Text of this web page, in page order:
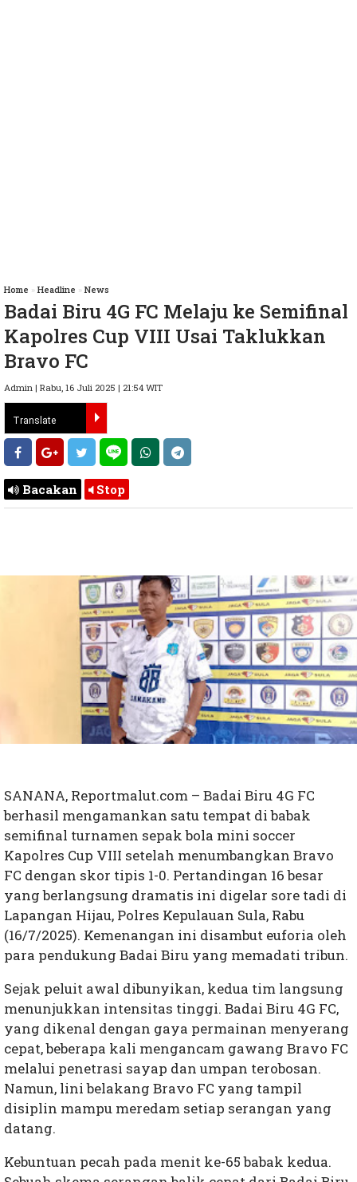
Home » Headline » News
Badai Biru 4G FC Melaju ke Semifinal
Kapolres Cup VIII Usai Taklukkan
Bravo FC
Admin | Rabu, 16 Juli 2025 | 21:54 WIT
Bacakan Stop
SANANA, Reportmalut.com – Badai Biru 4G FC
berhasil mengamankan satu tempat di babak
semifinal turnamen sepak bola mini soccer
Kapolres Cup VIII setelah menumbangkan Bravo
FC dengan skor tipis 1-0. Pertandingan 16 besar
yang berlangsung dramatis ini digelar sore tadi di
Lapangan Hijau, Polres Kepulauan Sula, Rabu
(16/7/2025). Kemenangan ini disambut euforia oleh
para pendukung Badai Biru yang memadati tribun.
Sejak peluit awal dibunyikan, kedua tim langsung
menunjukkan intensitas tinggi. Badai Biru 4G FC,
yang dikenal dengan gaya permainan menyerang
cepat, beberapa kali mengancam gawang Bravo FC
melalui penetrasi sayap dan umpan terobosan.
Namun, lini belakang Bravo FC yang tampil
disiplin mampu meredam setiap serangan yang
datang.
Kebuntuan pecah pada menit ke-65 babak kedua.